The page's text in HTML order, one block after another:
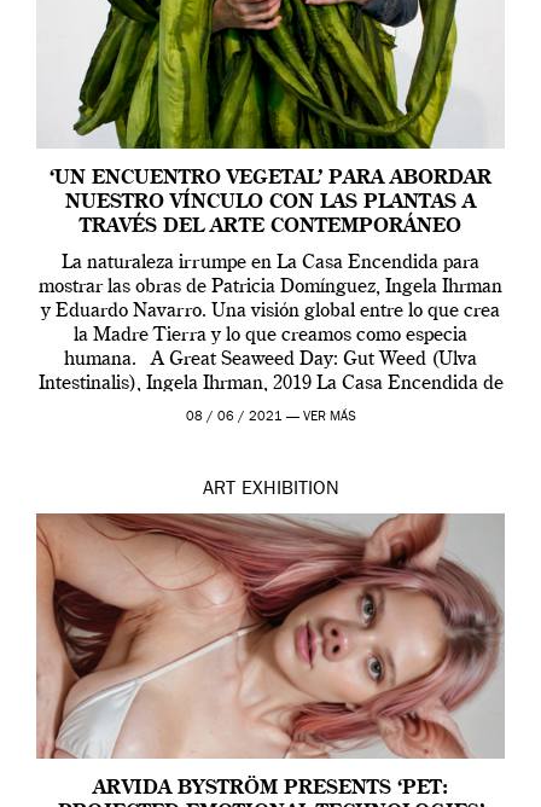
‘UN ENCUENTRO VEGETAL’ PARA ABORDAR
NUESTRO VÍNCULO CON LAS PLANTAS A
TRAVÉS DEL ARTE CONTEMPORÁNEO
La naturaleza irrumpe en La Casa Encendida para
mostrar las obras de Patricia Domínguez, Ingela Ihrman
y Eduardo Navarro. Una visión global entre lo que crea
la Madre Tierra y lo que creamos como especia
humana. A Great Seaweed Day: Gut Weed (Ulva
Intestinalis), Ingela Ihrman, 2019 La Casa Encendida de
Madrid y la Wellcome […]
08 / 06 / 2021 — VER MÁS
ART EXHIBITION
ARVIDA BYSTRÖM PRESENTS ‘PET: